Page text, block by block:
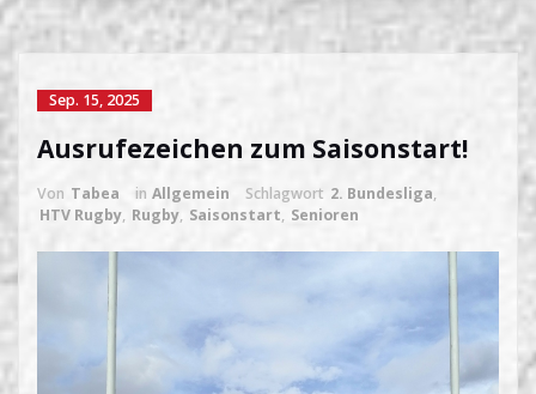
Sep. 15, 2025
Ausrufezeichen zum Saisonstart!
Von Tabea in Allgemein Schlagwort 2. Bundesliga,
HTV Rugby, Rugby, Saisonstart, Senioren